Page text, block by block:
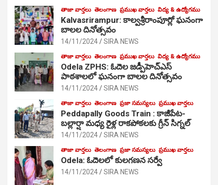
తాజా వార్తలు తెలంగాణ ప్రముఖ వార్తలు విద్య & ఉద్యోగము
Kalvasrirampur: కాల్వశ్రీరాంపూర్లో ఘనంగా
బాలల దినోత్సవం
14/11/2024 SIRA NEWS
తాజా వార్తలు తెలంగాణ ప్రముఖ వార్తలు విద్య & ఉద్యోగము
Odela ZPHS: ఓదెల జ‌డ్పీహెచ్ఎస్
పాఠ‌శాల‌లో ఘనంగా బాలల దినోత్సవం
14/11/2024 SIRA NEWS
తాజా వార్తలు తెలంగాణ ప్రజా సమస్యలు ప్రముఖ వార్తలు
Peddapally Goods Train : కాజీపేట-
బల్లార్షా మధ్య రైళ్ల రాకపోకలకు గ్రీన్ సిగ్నల్
14/11/2024 SIRA NEWS
తాజా వార్తలు తెలంగాణ ప్రజా సమస్యలు ప్రముఖ వార్తలు
Odela: ఓదెలలో కులగణన సర్వే
14/11/2024 SIRA NEWS